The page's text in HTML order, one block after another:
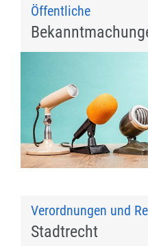
Öffentliche
Verordnungen und
Stadtrecht